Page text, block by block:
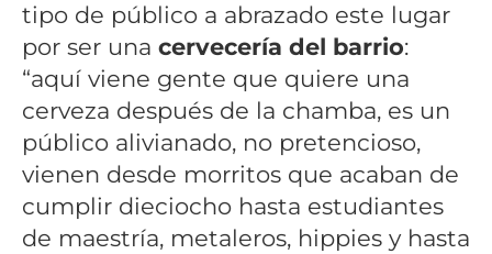
tipo de público a abrazado este lugar
por ser una cervecería del barrio:
“aquí viene gente que quiere una
cerveza después de la chamba, es un
público alivianado, no pretencioso,
vienen desde morritos que acaban de
cumplir dieciocho hasta estudiantes
de maestría, metaleros, hippies y hasta